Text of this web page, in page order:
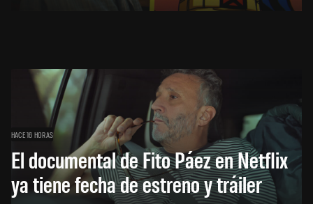
HACE 16 HORAS
El documental de Fito Páez en Netflix
ya tiene fecha de estreno y tráiler